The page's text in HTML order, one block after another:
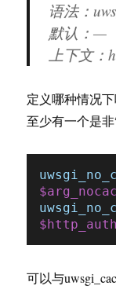
语法：
默认：—
上下文：
定义哪种情况
至少有一个是
可以与